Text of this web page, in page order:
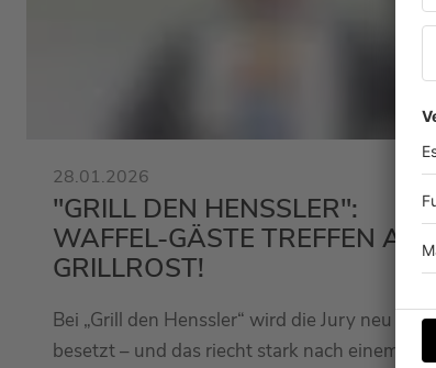
28.01.2026
"GRILL DEN HENSSLER":
WAFFEL-GÄSTE TREFFEN AUF
GRILLROST!
Bei „Grill den Henssler“ wird die Jury neu
besetzt – und das riecht stark nach einem